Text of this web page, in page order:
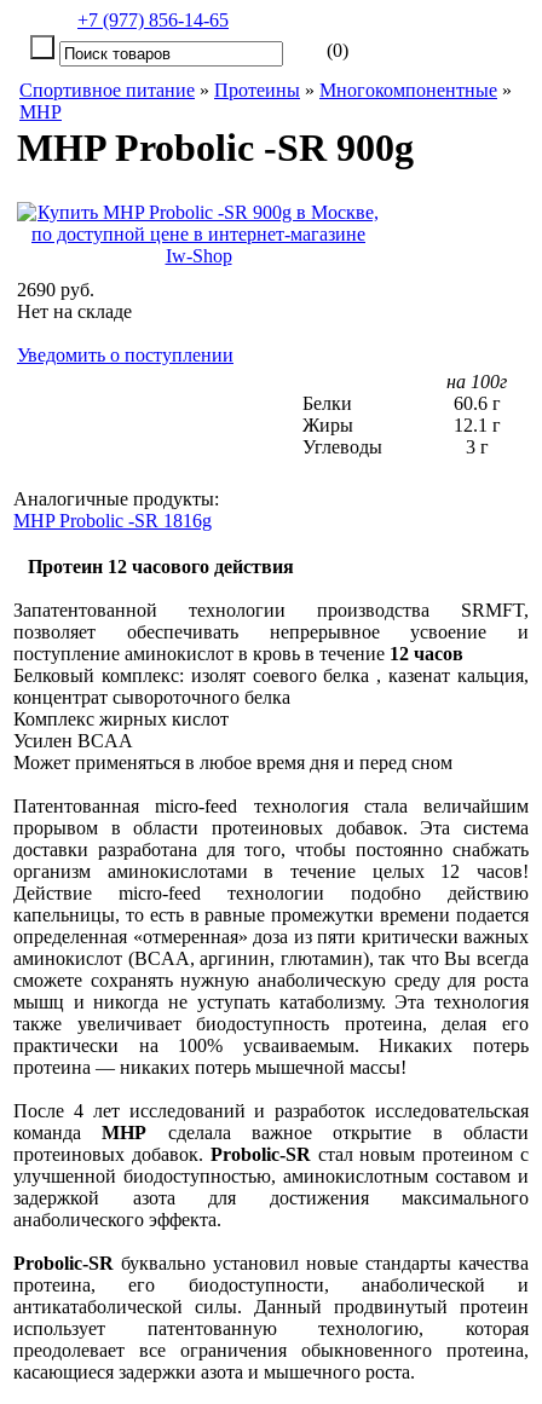
+7 (977) 856-14-65
(0)
Спортивное питание » Протеины » Многокомпонентные »
MHP
MHP Probolic -SR 900g
2690 руб.
Нет на складе
Уведомить о поступлении
на 100г
Белки
60.6 г
Жиры
12.1 г
Углеводы
3 г
Аналогичные продукты:
MHP Probolic -SR 1816g
Протеин 12 часового действия
Запатентованной технологии производства SRMFT,
позволяет обеспечивать непрерывное усвоение и
поступление аминокислот в кровь в течение 12 часов
Белковый комплекс: изолят соевого белка , казенат кальция,
концентрат сывороточного белка
Комплекс жирных кислот
Усилен BCAA
Может применяться в любое время дня и перед сном
Патентованная micro-feed технология стала величайшим
прорывом в области протеиновых добавок. Эта система
доставки разработана для того, чтобы постоянно снабжать
организм аминокислотами в течение целых 12 часов!
Действие micro-feed технологии подобно действию
капельницы, то есть в равные промежутки времени подается
определенная «отмеренная» доза из пяти критически важных
аминокислот (BCAA, аргинин, глютамин), так что Вы всегда
сможете сохранять нужную анаболическую среду для роста
мышц и никогда не уступать катаболизму. Эта технология
также увеличивает биодоступность протеина, делая его
практически на 100% усваиваемым. Никаких потерь
протеина — никаких потерь мышечной массы!
После 4 лет исследований и разработок исследовательская
команда MHP сделала важное открытие в области
протеиновых добавок. Probolic-SR стал новым протеином с
улучшенной биодоступностью, аминокислотным составом и
задержкой азота для достижения максимального
анаболического эффекта.
Probolic-SR буквально установил новые стандарты качества
протеина, его биодоступности, анаболической и
антикатаболической силы. Данный продвинутый протеин
использует патентованную технологию, которая
преодолевает все ограничения обыкновенного протеина,
касающиеся задержки азота и мышечного роста.